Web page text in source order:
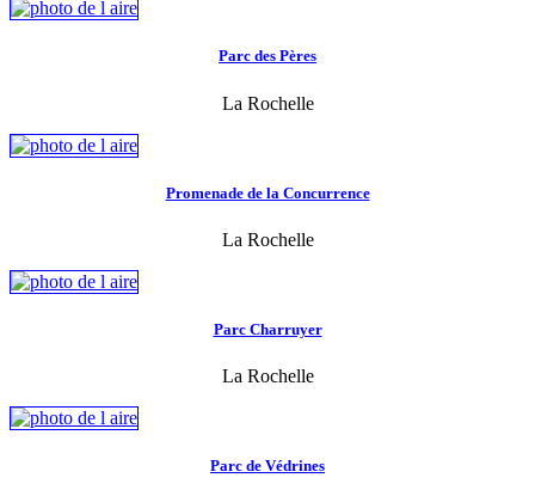
Parc des Pères
La Rochelle
Promenade de la Concurrence
La Rochelle
Parc Charruyer
La Rochelle
Parc de Védrines